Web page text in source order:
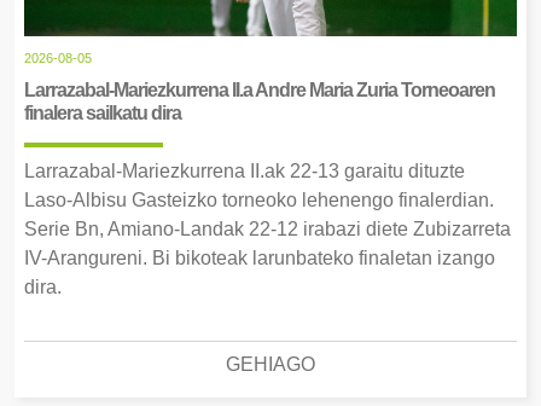
2026-08-05
Larrazabal-Mariezkurrena II.a Andre Maria Zuria Torneoaren
finalera sailkatu dira
Larrazabal-Mariezkurrena II.ak 22-13 garaitu dituzte
Laso-Albisu Gasteizko torneoko lehenengo finalerdian.
Serie Bn, Amiano-Landak 22-12 irabazi diete Zubizarreta
IV-Arangureni. Bi bikoteak larunbateko finaletan izango
dira.
GEHIAGO